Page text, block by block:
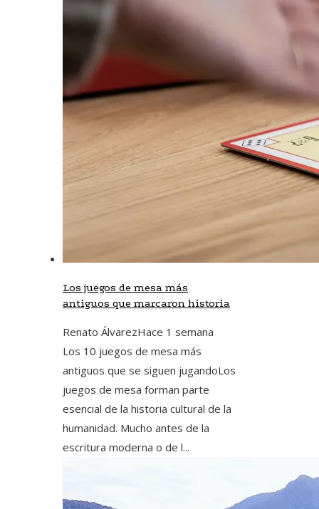
Los juegos de mesa más
antiguos que marcaron historia
Renato ÁlvarezHace 1 semana
Los 10 juegos de mesa más
antiguos que se siguen jugandoLos
juegos de mesa forman parte
esencial de la historia cultural de la
humanidad. Mucho antes de la
escritura moderna o de l...